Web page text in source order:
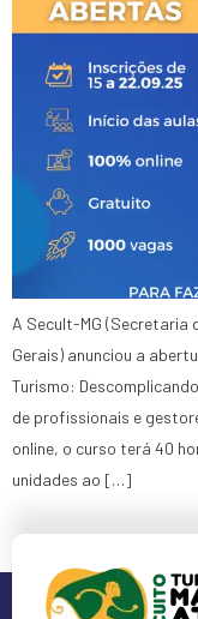
A Secult-MG (Secretaria
Gerais) anunciou a
Turismo:
de profissionais e
online, o curso terá 40
unidades ao […]